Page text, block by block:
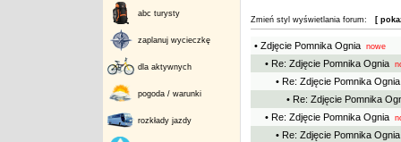
abc turysty
zaplanuj wycieczkę
dla aktywnych
pogoda / warunki
rozkłady jazdy
Zmień styl wyświetlania forum: [
• Zdjęcie Pomnika Ognianowe
• Re: Zdjęcie Pomnika Ognia
• Re: Zdjęcie Pomnika Ognia
• Re: Zdjęcie Pomnika
• Re: Zdjęcie Pomnika Ognia
• Re: Zdjęcie Pomnika Ognia